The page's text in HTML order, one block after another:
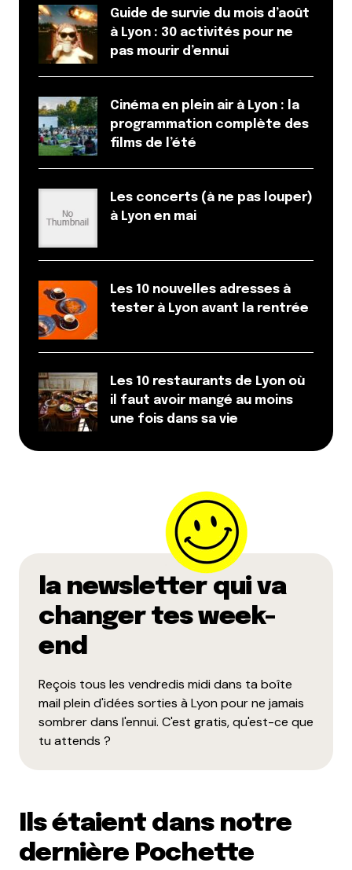
Guide de survie du mois d’août
à Lyon : 30 activités pour ne
pas mourir d’ennui
Cinéma en plein air à Lyon : la
programmation complète des
films de l’été
Les concerts (à ne pas louper)
à Lyon en mai
Les 10 nouvelles adresses à
tester à Lyon avant la rentrée
Les 10 restaurants de Lyon où
il faut avoir mangé au moins
une fois dans sa vie
la newsletter qui va
changer tes week-
end
Reçois tous les vendredis midi dans ta boîte
mail plein d'idées sorties à Lyon pour ne jamais
sombrer dans l'ennui. C'est gratis, qu'est-ce que
tu attends ?
Ils étaient dans notre
dernière Pochette